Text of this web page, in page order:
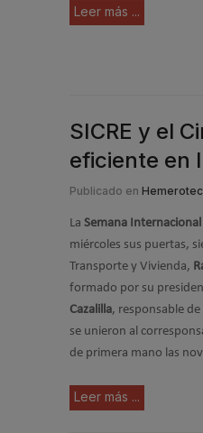
Leer más ...
SICRE y el
eficiente en
Publicado en
La Semana
miércoles sus puertas,
Transporte y Vivienda,
formado por su
Cazalilla, responsable
se unieron al
de primera mano las
Leer más ...